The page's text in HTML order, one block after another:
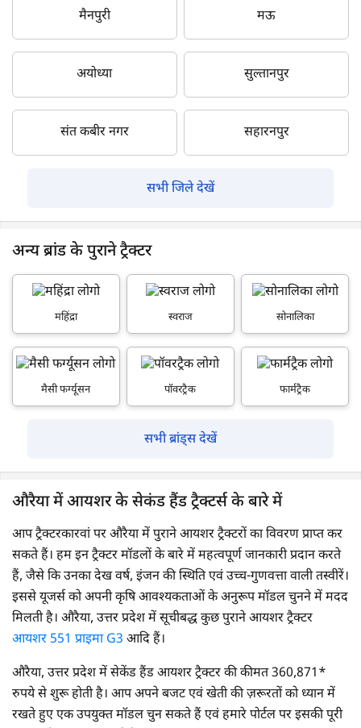
मैनपुरी मऊ
अयोध्या सुल्तानपुर
संत कबीर नगर सहारनपुर
सभी जिले देखें
अन्य ब्रांड के पुराने ट्रैक्टर
महिंद्रा स्वराज सोनालिका
मैसी फर्ग्यूसन पॉवरट्रैक फार्मट्रैक
सभी ब्रांड्स देखें
औरैया में आयशर के सेकंड हैंड ट्रैक्टर्स के बारे में
आप ट्रैक्टरकारवां पर औरैया में पुराने आयशर ट्रैक्टरों का विवरण प्राप्त कर
सकते हैं। हम इन ट्रैक्टर मॉडलों के बारे में महत्वपूर्ण जानकारी प्रदान करते
हैं, जैसे कि उनका देख वर्ष, इंजन की स्थिति एवं उच्च-गुणवत्ता वाली तस्वीरें।
इससे यूजर्स को अपनी कृषि आवश्यकताओं के अनुरूप मॉडल चुनने में मदद
मिलती है। औरैया, उत्तर प्रदेश में सूचीबद्ध कुछ पुराने आयशर ट्रैक्टर
आयशर 551 प्राइमा G3 आदि हैं।
औरैया, उत्तर प्रदेश में सेकेंड हैंड आयशर ट्रैक्टर की कीमत 360,871*
रुपये से शुरू होती है। आप अपने बजट एवं खेती की ज़रूरतों को ध्यान में
रखते हुए एक उपयुक्त मॉडल चुन सकते हैं एवं हमारे पोर्टल पर इसकी पूरी